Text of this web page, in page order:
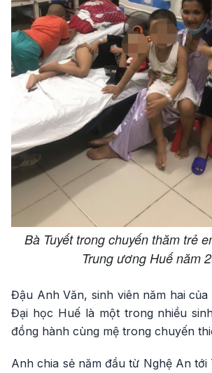
Bà Tuyết trong chuyến thăm trẻ
Trung ương Huế năm
Đậu Anh Văn, sinh viên năm hai
Đại học Huế là một trong nhiều
đồng hành cùng mệ trong chuyến
Anh chia sẻ năm đầu từ Nghệ An tới